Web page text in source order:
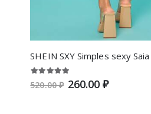
SHEIN SXY Simples sexy Saia
520.00 ₽ 260.00 ₽